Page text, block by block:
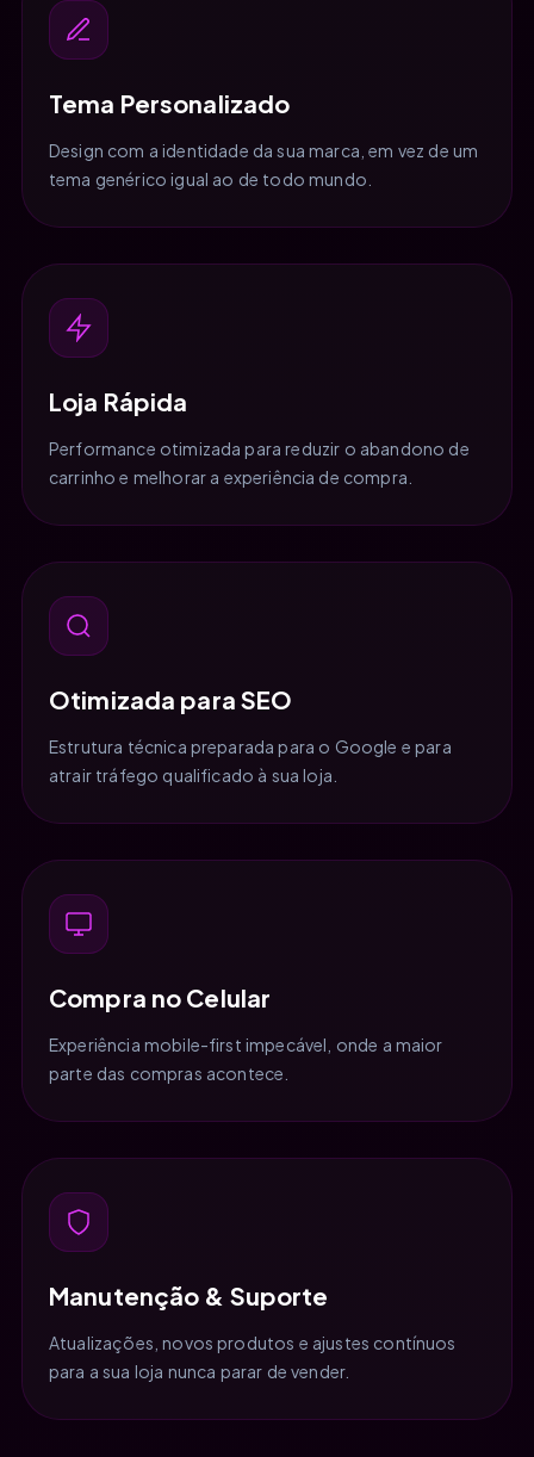
Tema Personalizado
Design com a identidade da sua marca, em vez de um
tema genérico igual ao de todo mundo.
Loja Rápida
Performance otimizada para reduzir o abandono de
carrinho e melhorar a experiência de compra.
Otimizada para SEO
Estrutura técnica preparada para o Google e para
atrair tráfego qualificado à sua loja.
Compra no Celular
Experiência mobile-first impecável, onde a maior
parte das compras acontece.
Manutenção & Suporte
Atualizações, novos produtos e ajustes contínuos
para a sua loja nunca parar de vender.